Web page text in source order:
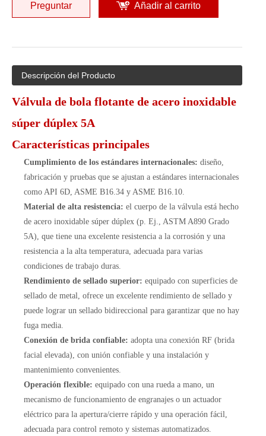
Preguntar Añadir al carrito
Descripción del Producto
Válvula de bola flotante de acero inoxidable
súper dúplex 5A
Características principales
Cumplimiento de los estándares internacionales: diseño,
fabricación y pruebas que se ajustan a estándares internacionales
como API 6D, ASME B16.34 y ASME B16.10.
Material de alta resistencia: el cuerpo de la válvula está hecho
de acero inoxidable súper dúplex (p. Ej., ASTM A890 Grado
5A), que tiene una excelente resistencia a la corrosión y una
resistencia a la alta temperatura, adecuada para varias
condiciones de trabajo duras.
Rendimiento de sellado superior: equipado con superficies de
sellado de metal, ofrece un excelente rendimiento de sellado y
puede lograr un sellado bidireccional para garantizar que no hay
fuga media.
Conexión de brida confiable: adopta una conexión RF (brida
facial elevada), con unión confiable y una instalación y
mantenimiento convenientes.
Operación flexible: equipado con una rueda a mano, un
mecanismo de funcionamiento de engranajes o un actuador
eléctrico para la apertura/cierre rápido y una operación fácil,
adecuada para control remoto y sistemas automatizados.